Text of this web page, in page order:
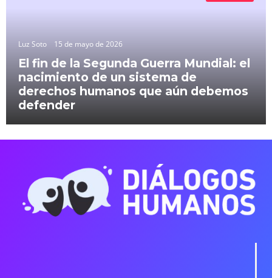
Luz Soto 15 de mayo de 2026
El fin de la Segunda Guerra Mundial: el
nacimiento de un sistema de
derechos humanos que aún debemos
defender